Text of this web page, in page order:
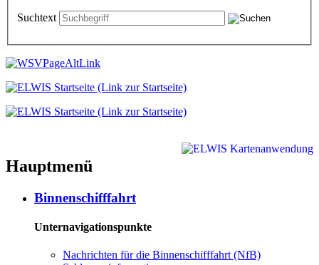
Suchtext
Hauptmenü
Binnenschifffahrt
Unternavigationspunkte
Nachrichten für die Binnenschifffahrt (NfB)